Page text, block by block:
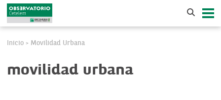
Inicio > Movilidad Urbana
movilidad urbana